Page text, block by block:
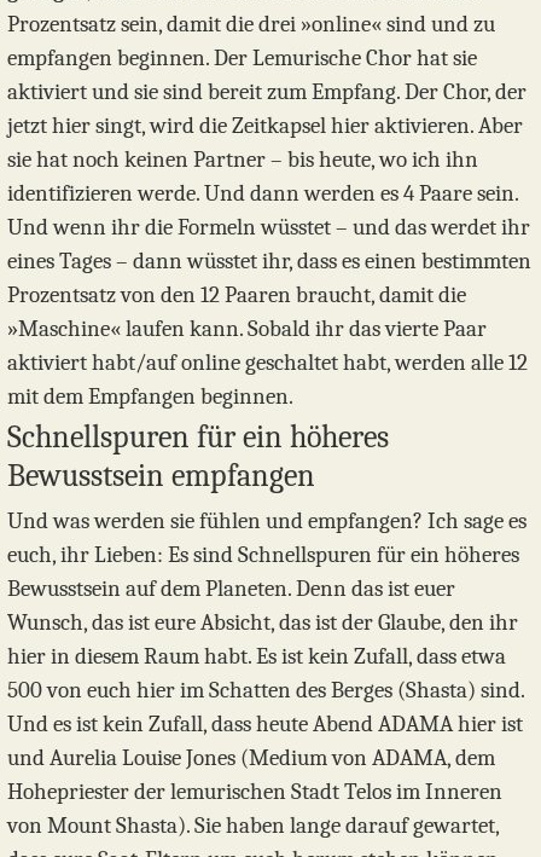
Prozentsatz sein, damit die drei »online« sind und zu
empfangen beginnen. Der Lemurische Chor hat sie
aktiviert und sie sind bereit zum Empfang. Der Chor, der
jetzt hier singt, wird die Zeitkapsel hier aktivieren. Aber
sie hat noch keinen Partner – bis heute, wo ich ihn
identifizieren werde. Und dann werden es 4 Paare sein.
Und wenn ihr die Formeln wüsstet – und das werdet ihr
eines Tages – dann wüsstet ihr, dass es einen bestimmten
Prozentsatz von den 12 Paaren braucht, damit die
»Maschine« laufen kann. Sobald ihr das vierte Paar
aktiviert habt/auf online geschaltet habt, werden alle 12
mit dem Empfangen beginnen.
Schnellspuren für ein höheres
Bewusstsein empfangen
Und was werden sie fühlen und empfangen? Ich sage es
euch, ihr Lieben: Es sind Schnellspuren für ein höheres
Bewusstsein auf dem Planeten. Denn das ist euer
Wunsch, das ist eure Absicht, das ist der Glaube, den ihr
hier in diesem Raum habt. Es ist kein Zufall, dass etwa
500 von euch hier im Schatten des Berges (Shasta) sind.
Und es ist kein Zufall, dass heute Abend ADAMA hier ist
und Aurelia Louise Jones (Medium von ADAMA, dem
Hohepriester der lemurischen Stadt Telos im Inneren
von Mount Shasta). Sie haben lange darauf gewartet,